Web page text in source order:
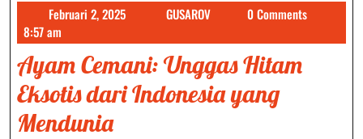
Februari 2, 2025Februari
2025
GUSAROVGUSAROV0 Comments
8:57 am
Ayam Cemani: Unggas Hitam
Eksotis dari Indonesia yang
Mendunia